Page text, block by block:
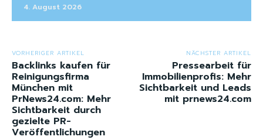
4. August 2026
VORHERIGER ARTIKEL
Backlinks kaufen für
Reinigungsfirma
München mit
PrNews24.com: Mehr
Sichtbarkeit durch
gezielte PR-
Veröffentlichungen
NÄCHSTER ARTIKEL
Pressearbeit für
Immobilienprofis: Mehr
Sichtbarkeit und Leads
mit prnews24.com